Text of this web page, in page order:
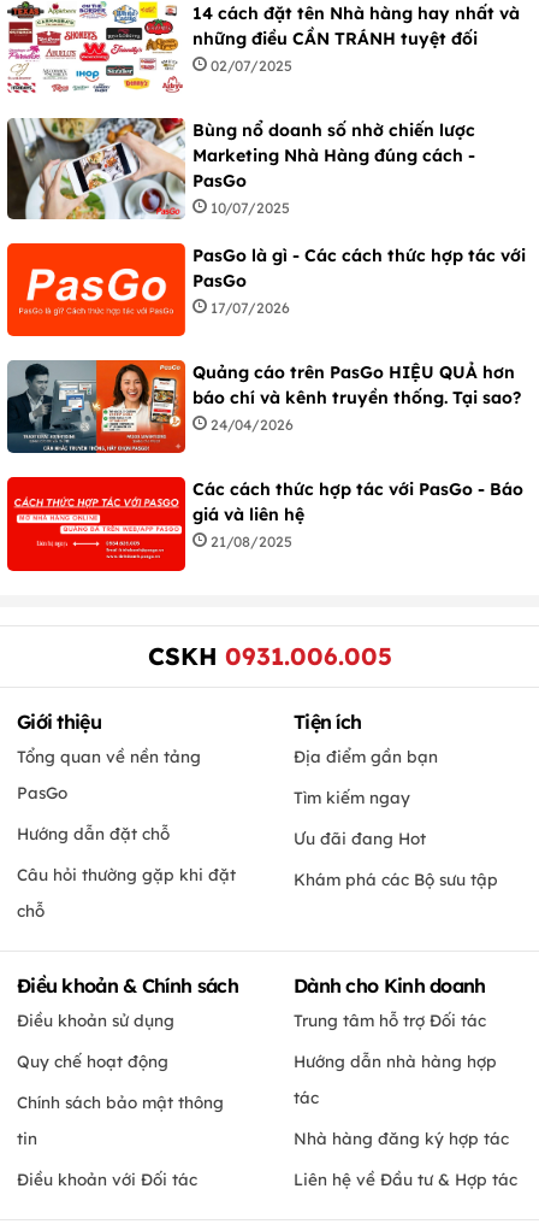
14 cách đặt tên Nhà hàng hay nhất và
những điều CẦN TRÁNH tuyệt đối
02/07/2025
Bùng nổ doanh số nhờ chiến lược
Marketing Nhà Hàng đúng cách -
PasGo
10/07/2025
PasGo là gì - Các cách thức hợp tác với
PasGo
17/07/2026
Quảng cáo trên PasGo HIỆU QUẢ hơn
báo chí và kênh truyền thống. Tại sao?
24/04/2026
Các cách thức hợp tác với PasGo - Báo
giá và liên hệ
21/08/2025
CSKH 0931.006.005
Giới thiệu
Tổng quan về nền tảng
PasGo
Hướng dẫn đặt chỗ
Câu hỏi thường gặp khi đặt
chỗ
Tiện ích
Địa điểm gần bạn
Tìm kiếm ngay
Ưu đãi đang Hot
Khám phá các Bộ sưu tập
Điều khoản & Chính sách
Điều khoản sử dụng
Quy chế hoạt động
Chính sách bảo mật thông
tin
Điều khoản với Đối tác
Dành cho Kinh doanh
Trung tâm hỗ trợ Đối tác
Hướng dẫn nhà hàng hợp
tác
Nhà hàng đăng ký hợp tác
Liên hệ về Đầu tư & Hợp tác